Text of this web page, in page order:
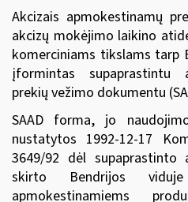
Akcizais apmokestinamų
akcizų mokėjimo laikino
komerciniams tikslams tarp
įformintas supaprastintu
prekių vežimo dokumentu
SAAD forma, jo
nustatytos 1992-12-17
3649/92 dėl supaprastinto
skirto Bendrijos
apmokestinamiems